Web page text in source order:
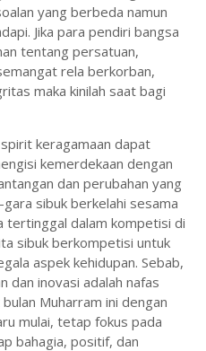
yang berbeda namun
Jika para pendiri bangsa
tentang persatuan,
rela berkorban,
maka kinilah saat bagi
keragamaan dapat
kemerdekaan dengan
dan perubahan yang
sibuk berkelahi sesama
tertinggal dalam kompetisi di
sibuk berkompetisi untuk
aspek kehidupan. Sebab,
dan inovasi adalah nafas
Muharram ini dengan
mulai, tetap fokus pada
bahagia, positif, dan